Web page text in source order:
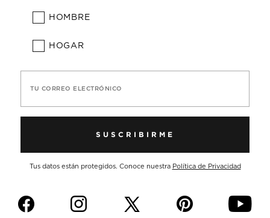
HOMBRE
HOGAR
TU CORREO ELECTRÓNICO
SUSCRIBIRME
Tus datos están protegidos. Conoce nuestra Política de Privacidad
f i p y